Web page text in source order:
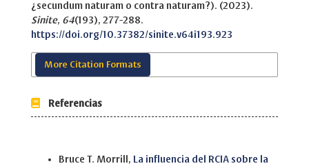
¿secundum naturam o contra naturam?). (2023).
Sinite, 64(193), 277-288.
https://doi.org/10.37382/sinite.v64i193.923
More Citation Formats
Referencias
Bruce T. Morrill, La influencia del RCIA sobre la